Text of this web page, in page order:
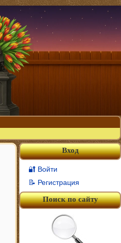
Вход
🔐 Войти
📝 Регистрация
Поиск по сайту